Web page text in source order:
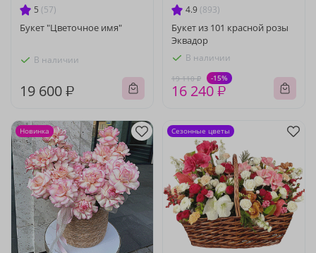
5 (57)
Букет "Цветочное имя"
В наличии
19 600 ₽
4.9 (893)
Букет из 101 красной розы
Эквадор
В наличии
19 110 ₽ -15%
16 240 ₽
Новинка Сезонные цветы